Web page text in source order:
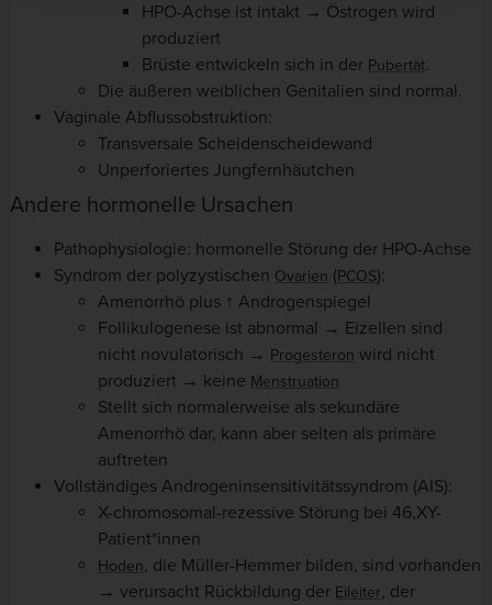
HPO-Achse ist intakt → Östrogen wird
produziert
Brüste entwickeln sich in der Pubertät.
Die äußeren weiblichen Genitalien sind normal.
Vaginale Abflussobstruktion:
Transversale Scheidenscheidewand
Unperforiertes Jungfernhäutchen
Andere hormonelle Ursachen
Pathophysiologie: hormonelle Störung der HPO-Achse
Syndrom der polyzystischen Ovarien (PCOS):
Amenorrhö plus ↑ Androgenspiegel
Follikulogenese ist abnormal → Eizellen sind
nicht novulatorisch → Progesteron wird nicht
produziert → keine Menstruation
Stellt sich normalerweise als sekundäre
Amenorrhö dar, kann aber selten als primäre
auftreten
Vollständiges Androgeninsensitivitätssyndrom (AIS):
X-chromosomal-rezessive Störung bei 46,XY-
Patient*innen
Hoden, die Müller-Hemmer bilden, sind vorhanden
→ verursacht Rückbildung der Eileiter, der